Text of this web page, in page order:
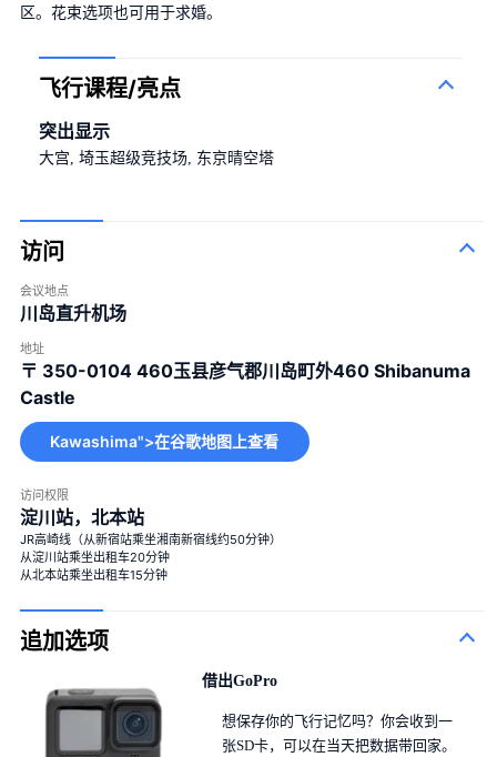
区。花束选项也可用于求婚。
飞行课程/亮点
突出显示
大宫, 埼玉超级竞技场, 东京晴空塔
访问
会议地点
川岛直升机场
地址
〒 350-0104 460玉县彦气郡川岛町外460 Shibanuma
Castle
Kawashima">在谷歌地图上查看
访问权限
淀川站，北本站
JR高崎线（从新宿站乘坐湘南新宿线约50分钟）
从淀川站乘坐出租车20分钟
从北本站乘坐出租车15分钟
追加选项
借出GoPro
想保存你的飞行记忆吗？你会收到一
张SD卡，可以在当天把数据带回家。